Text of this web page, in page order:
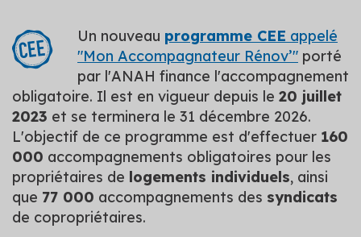
Un nouveau programme CEE appelé
"Mon Accompagnateur Rénov’" porté
par l'ANAH finance l'accompagnement
obligatoire. Il est en vigueur depuis le 20 juillet
2023 et se terminera le 31 décembre 2026.
L'objectif de ce programme est d'effectuer 160
000 accompagnements obligatoires pour les
propriétaires de logements individuels, ainsi
que 77 000 accompagnements des syndicats
de copropriétaires.